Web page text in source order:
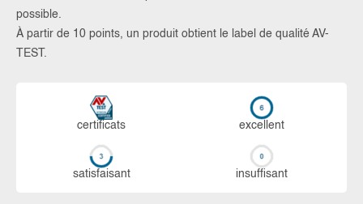
possible.
À partir de 10 points, un produit obtient le label de qualité AV-
TEST.
certi­ficats ex­cellent
sa­tis­fai­sant in­suf­fi­sant